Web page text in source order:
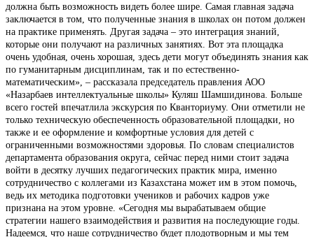
должна быть возможность видеть более шире. Самая главная задача
заключается в том, что полученные знания в школах он потом должен
на практике применять. Другая задача – это интеграция знаний,
которые они получают на различных занятиях. Вот эта площадка
очень удобная, очень хорошая, здесь дети могут объединять знания как
по гуманитарным дисциплинам, так и по естественно-
математическим», – рассказала председатель правления АОО
«Назарбаев интеллектуальные школы» Куляш Шамшидинова. Больше
всего гостей впечатлила экскурсия по Кванториуму. Они отметили не
только техническую обеспеченность образовательной площадки, но
также и ее оформление и комфортные условия для детей с
ограниченными возможностями здоровья. По словам специалистов
департамента образования округа, сейчас перед ними стоит задача
войти в десятку лучших педагогических практик мира, именно
сотрудничество с коллегами из Казахстана может им в этом помочь,
ведь их методика подготовки учеников и рабочих кадров уже
признана на этом уровне. «Сегодня мы вырабатываем общие
стратегии нашего взаимодействия и развития на последующие годы.
Надеемся, что наше сотрудничество будет плодотворным и мы тем